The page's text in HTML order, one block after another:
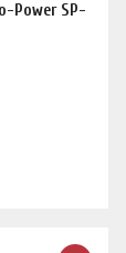
Power SP-